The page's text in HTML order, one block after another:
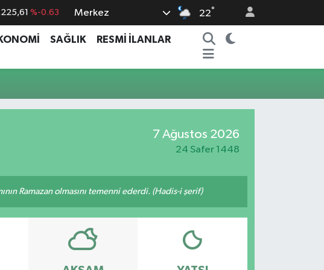
%-0.63
47,7143 %0.16
%0.45
Merkez 22°
SAĞLIK
RESMİ İLANLAR
7 Ağustos 2026
24 Safer 1448
Ramazan olmasını temenni ederdi. (Hadis-i şerif)